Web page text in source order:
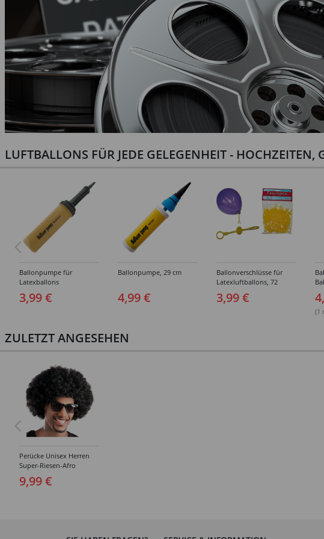
LUFTBALLONS FÜR JEDE GELEGENHEIT - HOCHZEITEN,
Ballonpumpe für
Latexballons
3,99 €
Ballonpumpe, 29 cm
4,99 €
Ballonverschlüsse für
Latexluftballons, 72
Stück
3,99 €
(1
ZULETZT ANGESEHEN
Perücke Unisex Herren
Super-Riesen-Afro
Locken, schwarz
9,99 €